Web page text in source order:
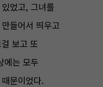
었고, 그녀를
들어서 띄우고
보고 또
에는 모두
문이었다.